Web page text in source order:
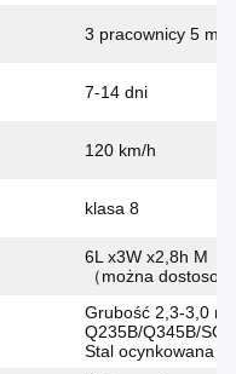
3 pracownicy 5
7-14 dni
120 km/h
klasa 8
6L x3W x2,8h M
（można
Grubość 2,3-3,0
Q235B/Q345B/
Stal ocynkowana